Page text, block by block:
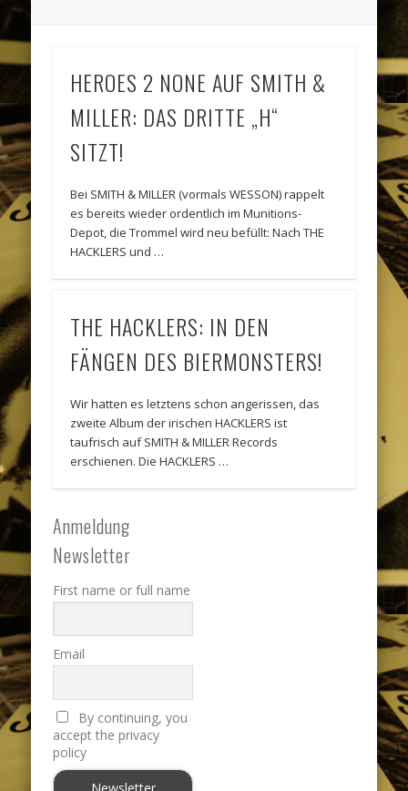
HEROES 2 NONE AUF SMITH &
MILLER: DAS DRITTE „H“
SITZT!
Bei SMITH & MILLER (vormals WESSON) rappelt
es bereits wieder ordentlich im Munitions-
Depot, die Trommel wird neu befüllt: Nach THE
HACKLERS und …
THE HACKLERS: IN DEN
FÄNGEN DES BIERMONSTERS!
Wir hatten es letztens schon angerissen, das
zweite Album der irischen HACKLERS ist
taufrisch auf SMITH & MILLER Records
erschienen. Die HACKLERS …
Anmeldung
Newsletter
First name or full name
Email
By continuing, you
accept the privacy
policy